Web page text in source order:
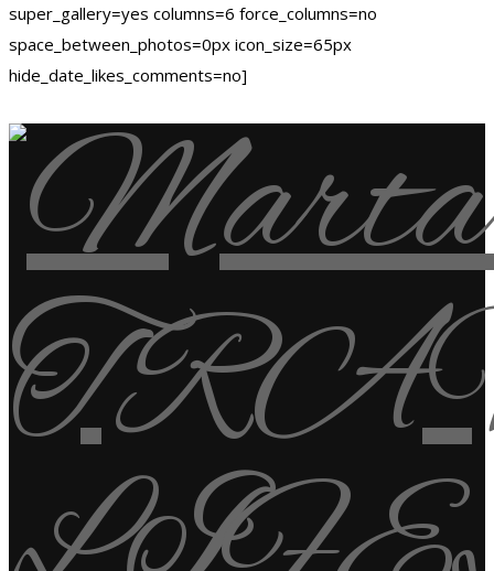
super_gallery=yes columns=6 force_columns=no
space_between_photos=0px icon_size=65px
hide_date_likes_comments=no]